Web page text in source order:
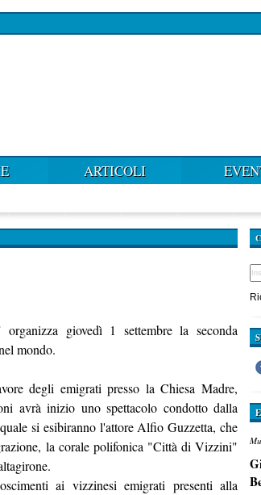
ARTICOLI
giovedì 1 settembre la seconda
mondo.
degli emigrati presso la Chiesa Madre,
avrà inizio uno spettacolo condotto dalla
si esibiranno l'attore Alfio Guzzetta, che
la corale polifonica "Città di Vizzini"
ai vizzinesi emigrati presenti alla